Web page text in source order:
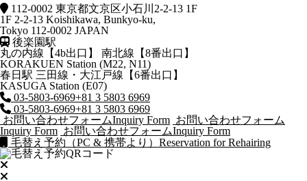
112-0002 東京都文京区小石川2-2-13 1F
1F 2-2-13 Koishikawa, Bunkyo-ku,
Tokyo 112-0002 JAPAN
後楽園駅
丸の内線【4b出口】 南北線【8番出口】
KORAKUEN Station (M22, N11)
春日駅 三田線・大江戸線【6番出口】
KASUGA Station (E07)
03-5803-6969+81 3 5803 6969
03-5803-6969+81 3 5803 6969
お問い合わせフォームInquiry Form お問い合わせフォーム
Inquiry Form お問い合わせフォームInquiry Form
毛替え予約（PC & 携帯より） Reservation for Rehairing